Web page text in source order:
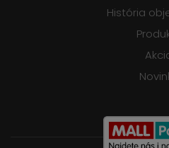
História